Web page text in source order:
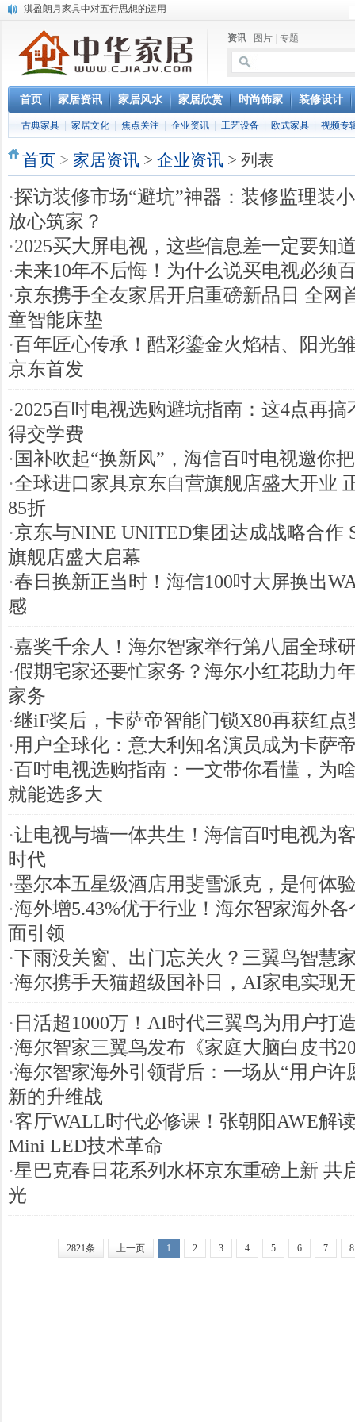
淇盈朗月家具中对五行思想的运用
还是“海尔冰箱造”!IEC国际保鲜标准再版
怎样用家具布置出好的办公室风水
您办公家具的贴心管家——北京办公家具网办公家具维修服务部成立
资讯 图片 专题
首页 家居资讯 家居风水 家居欣赏 时尚饰家 装修设计
古典家具 家居文化 焦点关注 企业资讯 工艺设备 欧式家具 视频专
首页 > 家居资讯 > 企业资讯 > 列表
·探访装修市场“避坑”神器：装修监理装
放心筑家？
·2025买大屏电视，这些信息差一定要知
·未来10年不后悔！为什么说买电视必须
·京东携手全友家居开启重磅新品日 全网
童智能床垫
·百年匠心传承！酷彩鎏金火焰桔、阳光
京东首发
·2025百吋电视选购避坑指南：这4点再搞
得交学费
·国补吹起“换新风”，海信百吋电视邀你
·全球进口家具京东自营旗舰店盛大开业
85折
·京东与NINE UNITED集团达成战略合作
旗舰店盛大启幕
·春日换新正当时！海信100吋大屏换出
感
·嘉奖千余人！海尔智家举行第八届全球
·假期宅家还要忙家务？海尔小红花助力
家务
·继iF奖后，卡萨帝智能门锁X80再获红点
·用户全球化：意大利知名演员成为卡萨
·百吋电视选购指南：一文带你看懂，为
就能选多大
·让电视与墙一体共生！海信百吋电视为
时代
·墨尔本五星级酒店用斐雪派克，是何体
·海外增5.43%优于行业！海尔智家海外
面引领
·下雨没关窗、出门忘关火？三翼鸟智慧
·海尔携手天猫超级国补日，AI家电实现
· 日活超1000万！AI时代三翼鸟为用户打
·海尔智家三翼鸟发布《家庭大脑白皮书
·海尔智家海外引领背后：一场从“用户许
新的升维战
·客厅WALL时代必修课！张朝阳AWE解
Mini LED技术革命
·星巴克春日花系列水杯京东重磅上新 共
光
2821条 上一页 1 2 3 4 5 6 7 8